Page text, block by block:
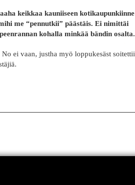
keikkaa kauniiseen kotikaupunkiinne
me “pennutkii” päästäis. Ei nimittäi
kohalla minkää bändin osalta.
ei vaan, justha myö loppukesäst soitettii